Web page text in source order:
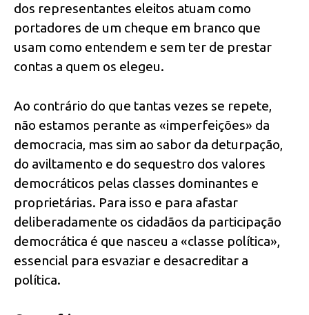
dos representantes eleitos atuam como
portadores de um cheque em branco que
usam como entendem e sem ter de prestar
contas a quem os elegeu.
Ao contrário do que tantas vezes se repete,
não estamos perante as «imperfeições» da
democracia, mas sim ao sabor da deturpação,
do aviltamento e do sequestro dos valores
democráticos pelas classes dominantes e
proprietárias. Para isso e para afastar
deliberadamente os cidadãos da participação
democrática é que nasceu a «classe política»,
essencial para esvaziar e desacreditar a
política.